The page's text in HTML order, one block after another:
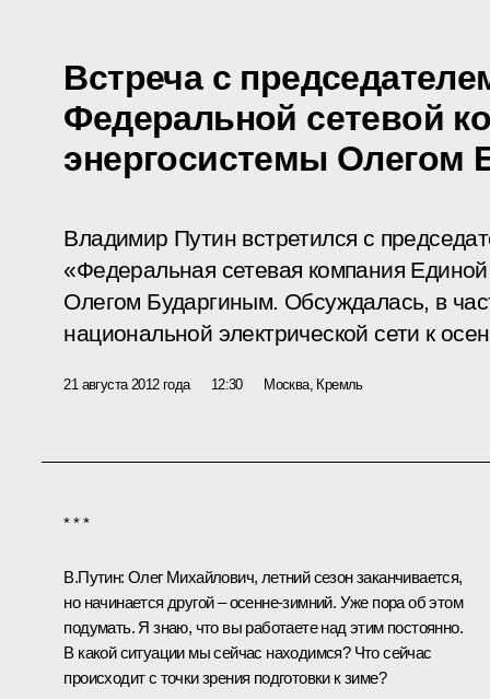
Встреча с
Федеральной сетевой
энергосистемы Олегом
Владимир Путин встретился с
«Федеральная сетевая компания
Олегом Бударгиным. Обсуждалась, в
национальной электрической сети к
21 августа 2012 года 12:30 Москва, Кремль
* * *
В.Путин: Олег Михайлович, летний сезон заканчивается,
но начинается другой – осенне-зимний. Уже пора об этом
подумать. Я знаю, что вы работаете над этим постоянно.
В какой ситуации мы сейчас находимся? Что сейчас
происходит с точки зрения подготовки к зиме?